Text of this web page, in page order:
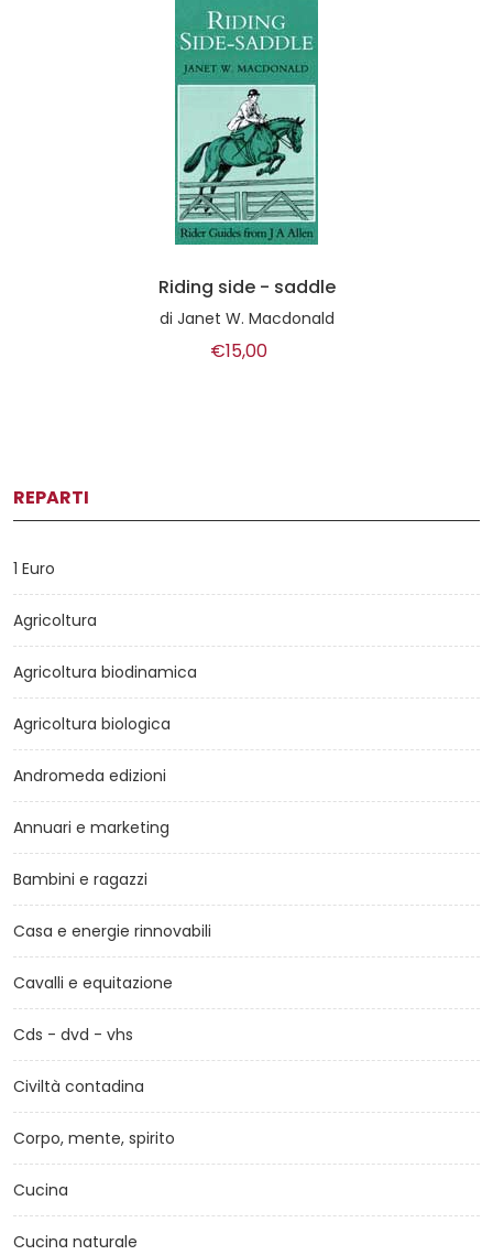
Riding side - saddle
di Janet W. Macdonald
€15,00
REPARTI
1 Euro
Agricoltura
Agricoltura biodinamica
Agricoltura biologica
Andromeda edizioni
Annuari e marketing
Bambini e ragazzi
Casa e energie rinnovabili
Cavalli e equitazione
Cds - dvd - vhs
Civiltà contadina
Corpo, mente, spirito
Cucina
Cucina naturale